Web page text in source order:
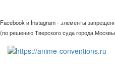
Facebook и Instagram - элементы
(по решению Тверского суда города